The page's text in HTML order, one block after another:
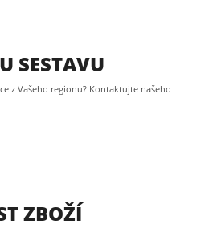
SESTAVU
z Vašeho regionu? Kontaktujte našeho
ZBOŽÍ